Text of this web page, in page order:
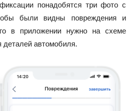
понадобятся три фото с
были видны повреждения и
в приложении нужно на схеме
деталей автомобиля.